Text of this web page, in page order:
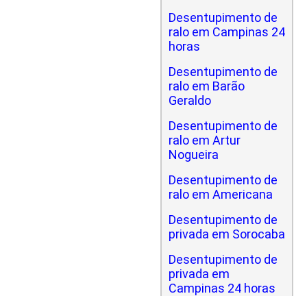
Desentupimento de
ralo em Campinas 24
horas
Desentupimento de
ralo em Barão
Geraldo
Desentupimento de
ralo em Artur
Nogueira
Desentupimento de
ralo em Americana
Desentupimento de
privada em Sorocaba
Desentupimento de
privada em
Campinas 24 horas